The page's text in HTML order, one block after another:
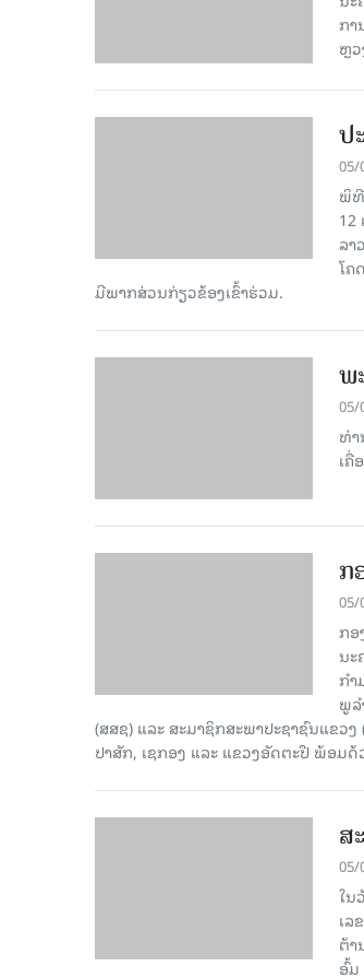
ກາ
ຫຼວ
ປ
05/
ພິທີ
12
ລາ
ໂຄ
ມີ​ພາກ​ສ່ວນ​ກ່ຽວ​ຂ້ອງ​ເຂົ້າ​ຮ່ວມ.
ພ
05/
ທ່າ
ເຄື່
ກ
05/
ກອ
ນະ
ກຳ
ພູລ
(ສສຊ) ແລະ ສະມາຊິກສະພາປະຊາຊົນແຂວ
ປາສັກ, ເຊກອງ ແລະ ແຂວງອັດຕະປື ພ້ອມ
ສ
05/
ໃນ
ເ
ຕ້າ
ອົ້ມ